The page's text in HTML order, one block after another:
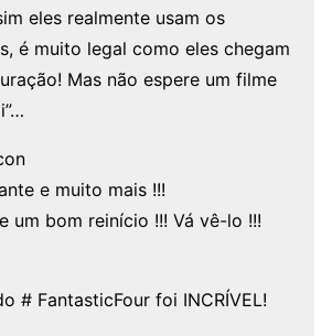
eles realmente usam os
é muito legal como eles chegam
Mas não espere um filme
e muito mais !!!
um bom reinício !!! Vá vê-lo !!!
# FantasticFour foi INCRÍVEL!